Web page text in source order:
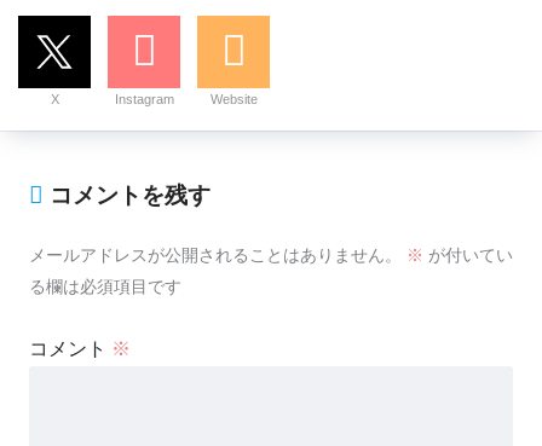
X Instagram Website
コメントを残す
メールアドレスが公開されることはありません。 ※ が付いてい
る欄は必須項目です
コメント ※